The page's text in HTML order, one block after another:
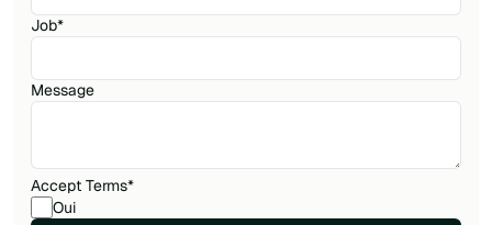
Job*
Message
Accept Terms*
Oui